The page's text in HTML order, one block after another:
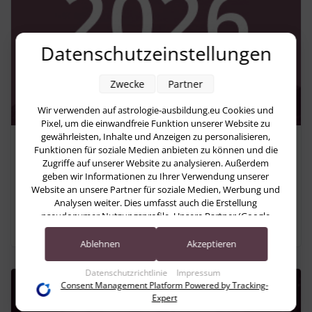
Astrologische Vorschau auf das Jahr
2026: Beziehungen, Heilung und
neue Wege
Astrologie
Datenschutzeinstellungen
Wir verwenden auf astrologie-ausbildung.eu Cookies und
Pixel, um die einwandfreie Funktion unserer Website zu
gewährleisten, Inhalte und Anzeigen zu personalisieren,
Funktionen für soziale Medien anbieten zu können und die
Zugriffe auf unserer Website zu analysieren. Außerdem
geben wir Informationen zu Ihrer Verwendung unserer
Website an unsere Partner für soziale Medien, Werbung und
Analysen weiter. Dies umfasst auch die Erstellung
pseudonymer Nutzungsprofile. Unsere Partner (Google
Advertising Products) führen diese Informationen
möglicherweise mit weiteren Daten zusammen, die Sie ihnen
Accounts) oder welche sie im Rahmen Ihrer Nutzung der
Dienste gesammelt haben (bspw. Nutzungsdaten anderer
Geräte). Ihre Einwilligung zur Nutzung von Cookies und
Pixeln können Sie jederzeit widerrufen, indem Sie auf den
Datenschutzrichtlinie Impressum
Zwecke Partner
Ablehnen Akzeptieren
Consent Management Platform Powered by Tracking-
Expert